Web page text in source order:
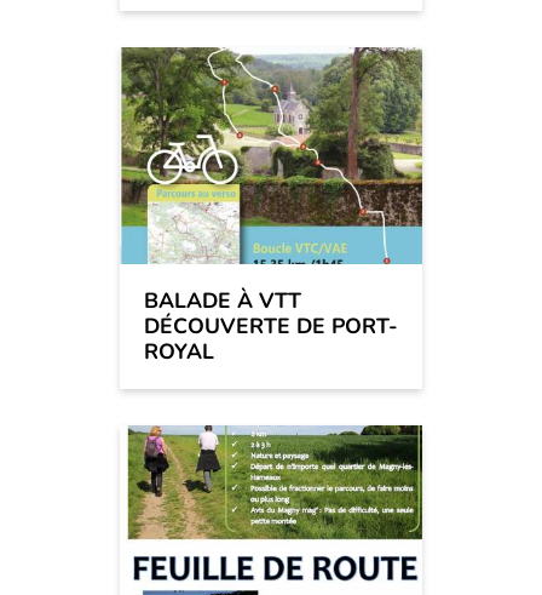
BALADE À VTT
DÉCOUVERTE DE PORT-
ROYAL